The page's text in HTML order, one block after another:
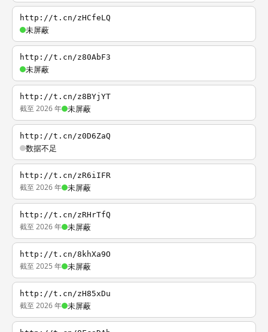
http://t.cn/zHCfeLQ
未屏蔽
http://t.cn/z80AbF3
未屏蔽
http://t.cn/z8BYjYT
截至 2026 年 未屏蔽
http://t.cn/z0D6ZaQ
数据不足
http://t.cn/zR6iIFR
截至 2026 年 未屏蔽
http://t.cn/zRHrTfQ
截至 2026 年 未屏蔽
http://t.cn/8khXa9O
截至 2025 年 未屏蔽
http://t.cn/zH85xDu
截至 2026 年 未屏蔽